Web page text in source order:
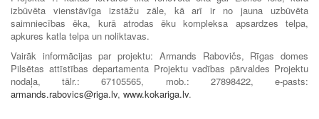
izbūvēta vienstāvīga izstāžu zāle, kā arī ir no jauna uzbūvēta
saimniecības ēka, kurā atrodas ēku kompleksa apsardzes telpa,
apkures katla telpa un noliktavas.
Vairāk informācijas par projektu: Armands Rabovičs, Rīgas domes
Pilsētas attīstības departamenta Projektu vadības pārvaldes Projektu
nodaļa, tālr.: 67105565, mob.: 27898422, e-pasts:
armands.rabovics@riga.lv, www.kokariga.lv.